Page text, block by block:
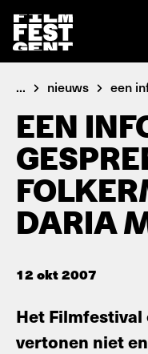
... nieuws een
EEN
DARIA
12 okt 2007
Het Filmfestival
vertonen niet